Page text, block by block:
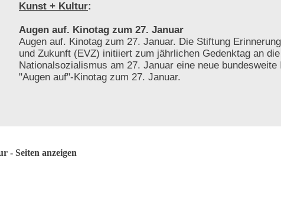
Kunst + Kultur:
Augen auf. Kinotag zum 27. Januar
Augen auf. Kinotag zum 27. Januar. Die Stiftung
und Zukunft (EVZ) initiiert zum jährlichen Gedenktag an
Nationalsozialismus am 27. Januar eine neue bundesweite
"Augen auf"-Kinotag zum 27. Januar.
- Seiten anzeigen